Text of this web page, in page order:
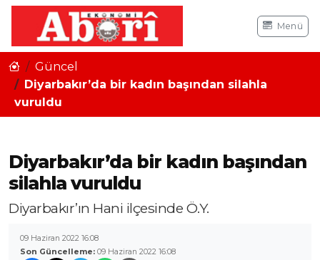
Menü
Güncel
Diyarbakır’da bir kadın başından silahla
vuruldu
Diyarbakır’da bir kadın başından
silahla vuruldu
Diyarbakır’ın Hani ilçesinde Ö.Y.
09 Haziran 2022 16:08
Son Güncelleme: 09 Haziran 2022 16:08